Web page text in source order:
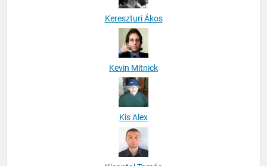
Kereszturi Ákos
Kevin Mitnick
Kis Alex